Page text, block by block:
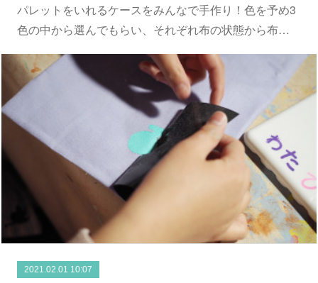
パレットをいれるケースをみんなで手作り！色を予め3
色の中から選んでもらい、それぞれ布の状態から布…
2021.02.01 10:07